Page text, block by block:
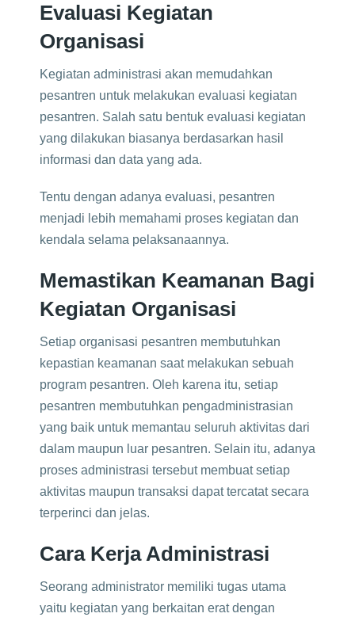
Evaluasi Kegiatan
Organisasi
Kegiatan administrasi akan memudahkan
pesantren untuk melakukan evaluasi kegiatan
pesantren. Salah satu bentuk evaluasi kegiatan
yang dilakukan biasanya berdasarkan hasil
informasi dan data yang ada.
Tentu dengan adanya evaluasi, pesantren
menjadi lebih memahami proses kegiatan dan
kendala selama pelaksanaannya.
Memastikan Keamanan Bagi
Kegiatan Organisasi
Setiap organisasi pesantren membutuhkan
kepastian keamanan saat melakukan sebuah
program pesantren. Oleh karena itu, setiap
pesantren membutuhkan pengadministrasian
yang baik untuk memantau seluruh aktivitas dari
dalam maupun luar pesantren. Selain itu, adanya
proses administrasi tersebut membuat setiap
aktivitas maupun transaksi dapat tercatat secara
terperinci dan jelas.
Cara Kerja Administrasi
Seorang administrator memiliki tugas utama
yaitu kegiatan yang berkaitan erat dengan